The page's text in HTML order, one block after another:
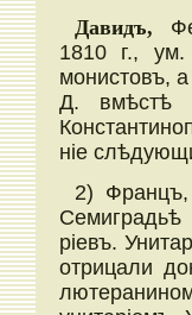
Давидъ,
1810 г.,
монистовъ,
Д. вмѣстѣ
ніе
2) Францъ,
ріевъ.
отрицали